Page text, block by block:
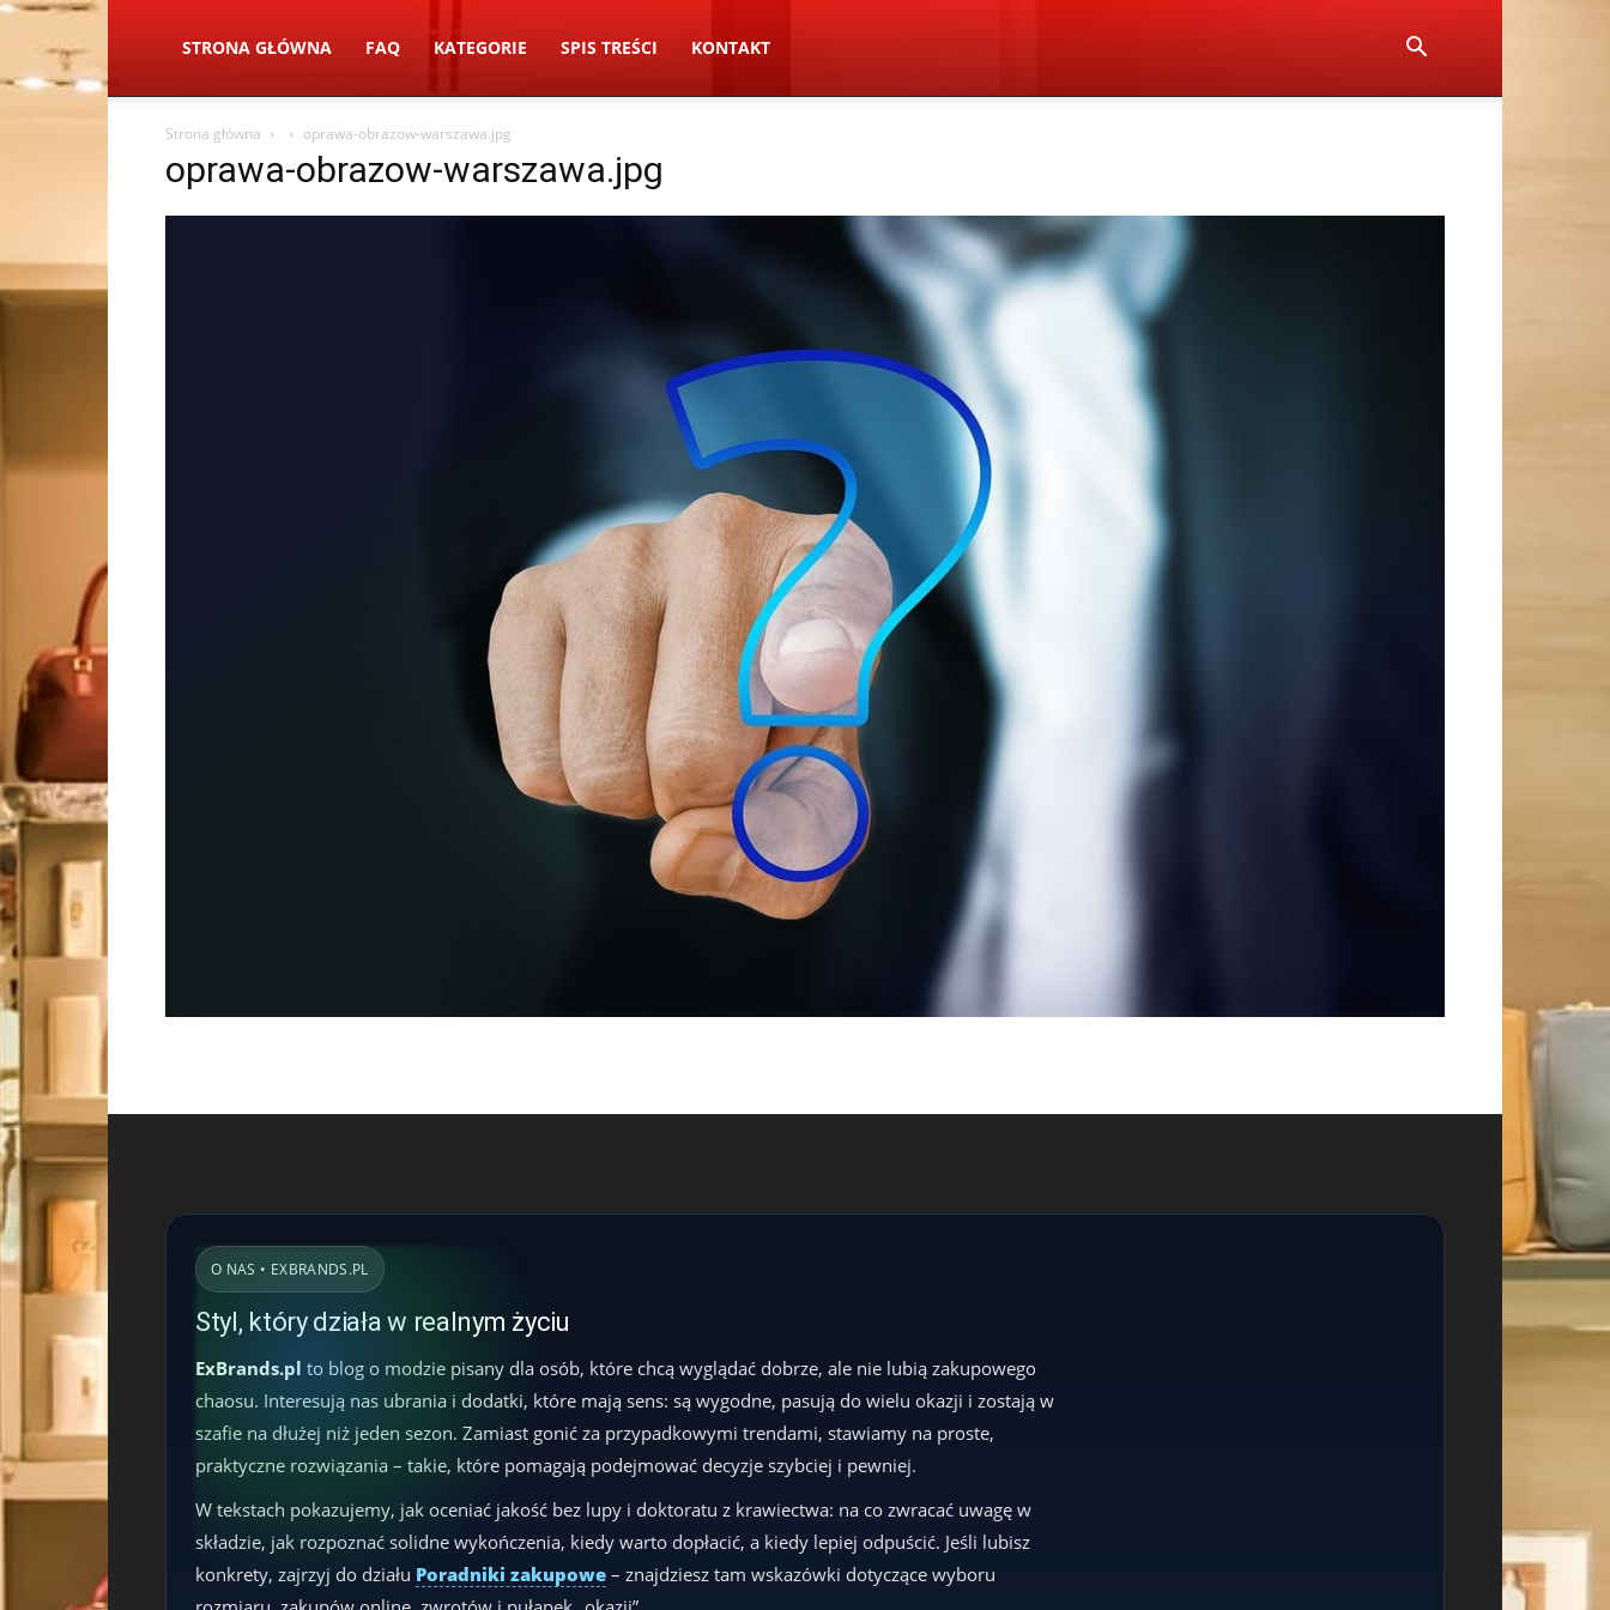
STRONA GŁÓWNA FAQ KATEGORIE SPIS TREŚCI KONTAKT
Strona główna oprawa-obrazow-warszawa.jpg
oprawa-obrazow-warszawa.jpg
O NAS • EXBRANDS.PL
Styl, który działa w realnym życiu
ExBrands.pl to blog o modzie pisany dla osób, które chcą wyglądać dobrze, ale nie lubią zakupowego
chaosu. Interesują nas ubrania i dodatki, które mają sens: są wygodne, pasują do wielu okazji i zostają w
szafie na dłużej niż jeden sezon. Zamiast gonić za przypadkowymi trendami, stawiamy na proste,
praktyczne rozwiązania – takie, które pomagają podejmować decyzje szybciej i pewniej.
W tekstach pokazujemy, jak oceniać jakość bez lupy i doktoratu z krawiectwa: na co zwracać uwagę w
składzie, jak rozpoznać solidne wykończenia, kiedy warto dopłacić, a kiedy lepiej odpuścić. Jeśli lubisz
konkrety, zajrzyj do działu Poradniki zakupowe – znajdziesz tam wskazówki dotyczące wyboru